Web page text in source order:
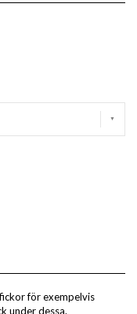
för exempelvis
under dessa.